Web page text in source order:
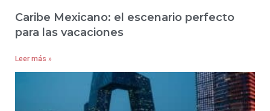
Caribe Mexicano: el escenario perfecto
para las vacaciones
Leer más »